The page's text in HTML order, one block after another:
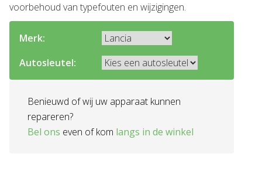
voorbehoud van typefouten en wijzigingen.
Merk:
Autosleutel:
Benieuwd of wij uw apparaat kunnen
repareren?
Bel ons even of kom langs in de winkel